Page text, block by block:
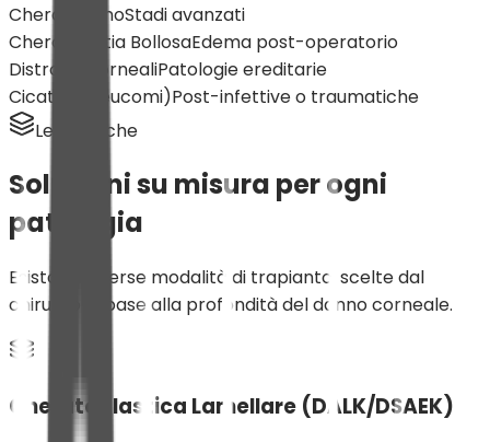
CheratoconoStadi avanzati
Cheratopatia BollosaEdema post-operatorio
Distrofie CornealiPatologie ereditarie
Cicatrici (Leucomi)Post-infettive o traumatiche
Le Tecniche
Soluzioni su misura per ogni
patologia
Esistono diverse modalità di trapianto, scelte dal
chirurgo in base alla profondità del danno corneale.
Cheratoplastica Lamellare (DALK/DSAEK)